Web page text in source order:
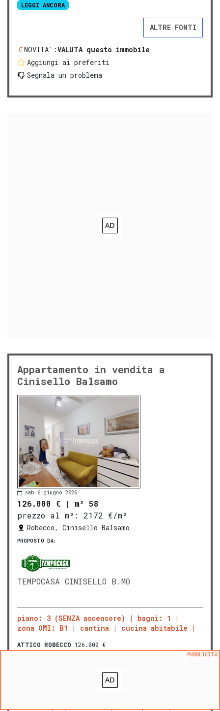
LEGGI ANCORA
ALTRE FONTI
NOVITA':VALUTA questo immobile
Aggiungi ai preferiti
Segnala un problema
Appartamento in vendita a
Cinisello Balsamo
sab 6 giugno 2026
126.000 € | m² 58
prezzo al m²:
2172 €/m²
Robecco, Cinisello Balsamo
PROPOSTO DA:
TEMPOCASA CINISELLO B.MO
piano: 3 (SENZA ascensore)
bagni: 1
zona OMI: B1
cantina cucina abitabile
ATTICO ROBECCO 126.000 €
Rif: 2506 - Nel centro diCinisello
proponiamo in vendita un interessante
bilocale situato al terzo e
PUBBLICITÀ